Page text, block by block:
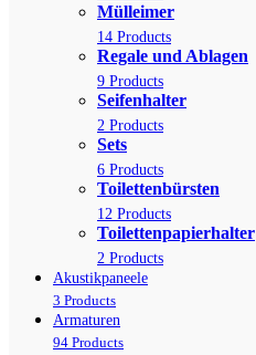
Mülleimer
14 Products
Regale und Ablagen
9 Products
Seifenhalter
2 Products
Sets
6 Products
Toilettenbürsten
12 Products
Toilettenpapierhalter
2 Products
Akustikpaneele
3 Products
Armaturen
94 Products